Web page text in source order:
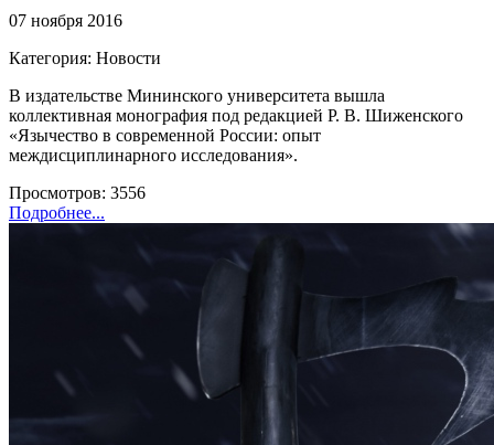
07 ноября 2016
Категория: Новости
В издательстве Мининского университета вышла
коллективная монография под редакцией Р. В. Шиженского
«Язычество в современной России: опыт
междисциплинарного исследования».
Просмотров: 3556
Подробнее...